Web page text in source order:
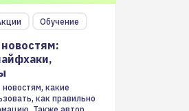
Обучение
какие
как правильно